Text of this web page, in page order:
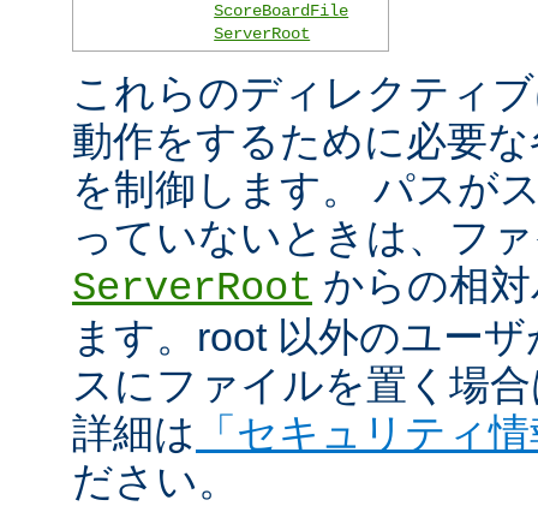
ScoreBoardFile
ServerRoot
これらのディレクティ
動作をするために必要
を制御します。 パスが
っていないときは、フ
ServerRoot からの相
ます。root 以外のユー
スにファイルを置く場
詳細は
「セキュリティ
ださい。